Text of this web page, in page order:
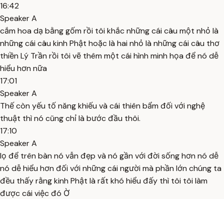
16:42
Speaker A
cắm hoa dạ bằng gốm rồi tôi khắc những cái câu một nhỏ là
những cái câu kinh Phật hoặc là hai nhỏ là những cái câu thơ
thiền Lý Trần rồi tôi vẽ thêm một cái hình minh họa để nó dễ
hiểu hơn nữa
17:01
Speaker A
Thế còn yếu tố năng khiếu và cái thiên bẩm đối với nghệ
thuật thì nó cũng chỉ là bước đầu thôi.
17:10
Speaker A
lọ để trên bàn nó vẫn đẹp và nó gần với đời sống hơn nó dễ
nó dễ hiểu hơn đối với những cái người mà phần lớn chúng ta
đều thấy rằng kinh Phật là rất khó hiểu đấy thì tôi tôi làm
được cái việc đó Ờ